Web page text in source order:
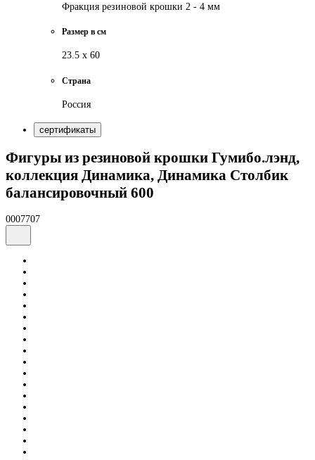
Фракция резиновой крошки 2 - 4 мм
Размер в см
23.5 х 60
Страна
Россия
сертификаты
Фигуры из резиновой крошки Гумибо.лэнд,
коллекция Динамика, Динамика Столбик
балансировочный 600
0007707